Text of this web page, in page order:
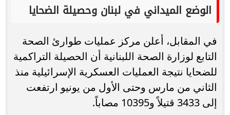
الوضع الميداني في لبنان وحصيلة الضحايا
في المقابل، أعلن مركز عمليات طوارئ الصحة
التابع لوزارة الصحة اللبنانية أن الحصيلة التراكمية
للضحايا نتيجة العمليات العسكرية الإسرائيلية منذ
الثاني من مارس وحتى الأول من يونيو ارتفعت
إلى 3433 قتيلاً و10395 مصاباً.